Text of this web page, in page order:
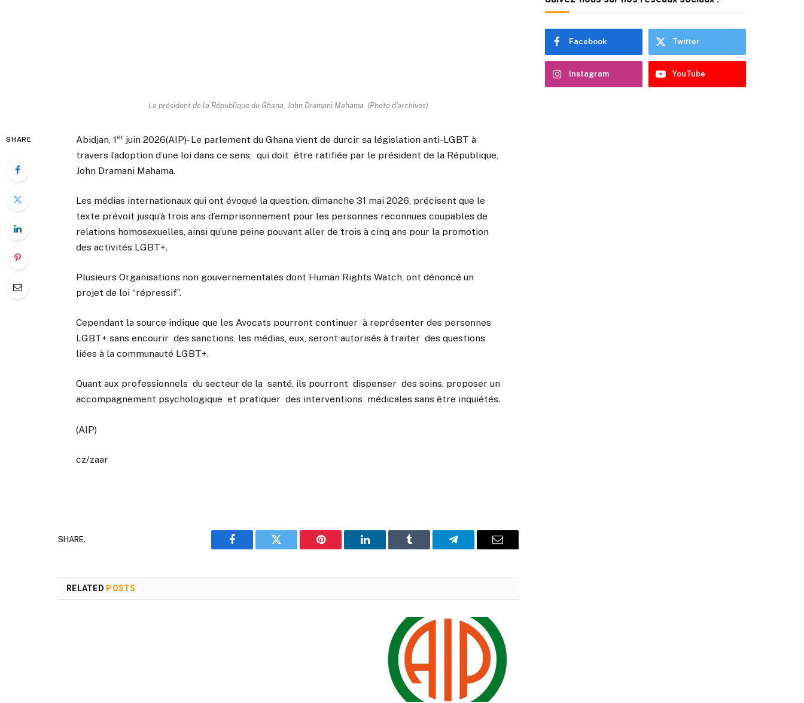
Le président de la République du Ghana, John Dramani Mahama. (Photo d’archives)
SHARE Abidjan, 1er juin 2026(AIP)- Le parlement du Ghana vient de durcir sa législation anti-LGBT à
travers l’adoption d’une loi dans ce sens, qui doit être ratifiée par le président de la République,
John Dramani Mahama.
Les médias internationaux qui ont évoqué la question, dimanche 31 mai 2026, précisent que le
texte prévoit jusqu’à trois ans d’emprisonnement pour les personnes reconnues coupables de
relations homosexuelles, ainsi qu’une peine pouvant aller de trois à cinq ans pour la promotion
des activités LGBT+.
Plusieurs Organisations non gouvernementales dont Human Rights Watch, ont dénoncé un
projet de loi “répressif”.
Cependant la source indique que les Avocats pourront continuer à représenter des personnes
LGBT+ sans encourir des sanctions, les médias, eux, seront autorisés à traiter des questions
liées à la communauté LGBT+.
Quant aux professionnels du secteur de la santé, ils pourront dispenser des soins, proposer un
accompagnement psychologique et pratiquer des interventions médicales sans être inquiétés.
(AIP)
cz/zaar
SHARE.
Facebook Twitter Pinterest LinkedIn Tumblr Telegram Email
RELATED POSTS
Facebook Twitter
Instagram YouTube